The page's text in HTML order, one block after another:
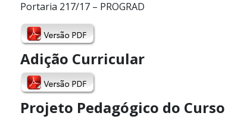
Portaria 217/17 – PROGRAD
Adição Curricular
Projeto Pedagógico do Curso